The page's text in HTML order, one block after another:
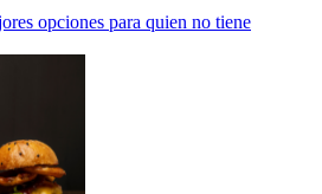
opciones para quien no tiene